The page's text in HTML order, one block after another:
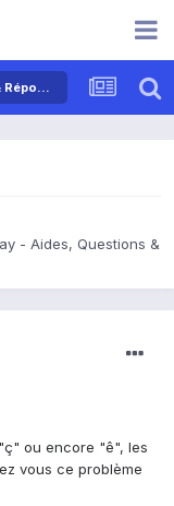
Sony Ericsson Xperia Ray - Aides, Questions & Réponses
- Aides, Questions &
ou encore "ê", les
vous ce problème